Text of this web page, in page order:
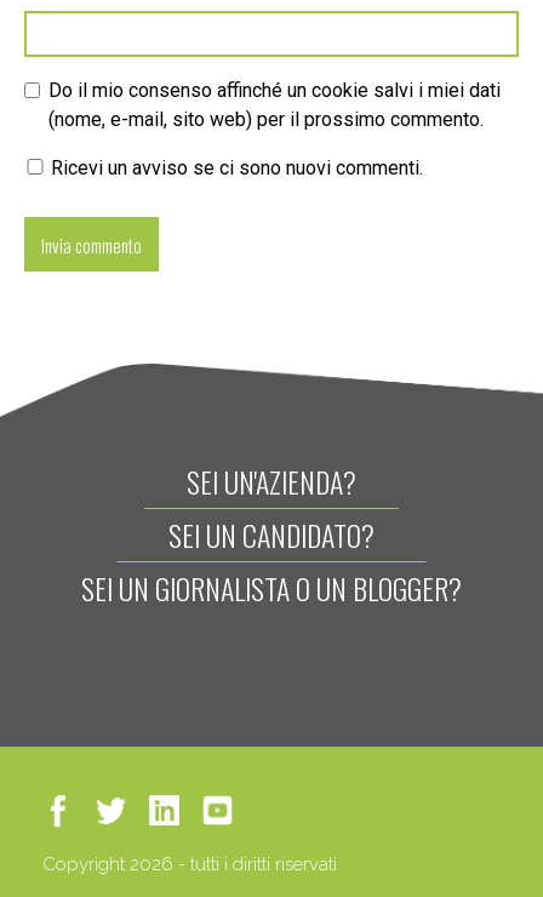
Do il mio consenso affinché un cookie salvi i miei dati
(nome, e-mail, sito web) per il prossimo commento.
Ricevi un avviso se ci sono nuovi commenti.
SEI UN'AZIENDA?
SEI UN CANDIDATO?
SEI UN GIORNALISTA O UN BLOGGER?
Copyright 2026 - tutti i diritti riservati